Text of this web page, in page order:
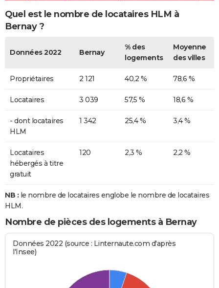
Quel est le nombre de locataires HLM à
Bernay ?
Données 2022 Bernay
% des
logements
Moyenne
des villes
Propriétaires 2 121 40,2 % 78,6 %
Locataires 3 039 57,5 % 18,6 %
- dont locataires
HLM
1 342 25,4 % 3,4 %
Locataires
hébergés à titre
gratuit
120 2,3 % 2,2 %
NB : le nombre de locataires englobe le nombre de locataires
HLM.
Nombre de pièces des logements à Bernay
Données 2022 (source : Linternaute.com d'après
l'Insee)